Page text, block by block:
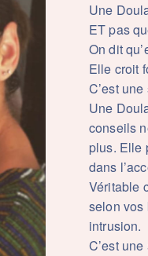
Une
ET pas
On dit
Elle croit
C’est
Une
conseils
plus. Elle
dans
Véritable
selon vos
intrusion.
C’est